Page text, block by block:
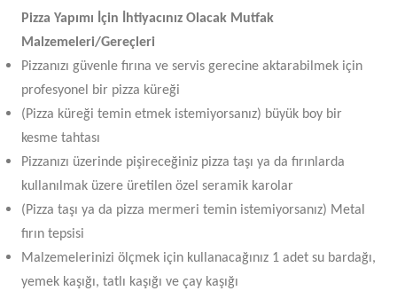
Pizza Yapımı İçin İhtiyacınız Olacak Mutfak
Malzemeleri/Gereçleri
Pizzanızı güvenle fırına ve servis gerecine aktarabilmek için
profesyonel bir pizza küreği
(Pizza küreği temin etmek istemiyorsanız) büyük boy bir
kesme tahtası
Pizzanızı üzerinde pişireceğiniz pizza taşı ya da fırınlarda
kullanılmak üzere üretilen özel seramik karolar
(Pizza taşı ya da pizza mermeri temin istemiyorsanız) Metal
fırın tepsisi
Malzemelerinizi ölçmek için kullanacağınız 1 adet su bardağı,
yemek kaşığı, tatlı kaşığı ve çay kaşığı